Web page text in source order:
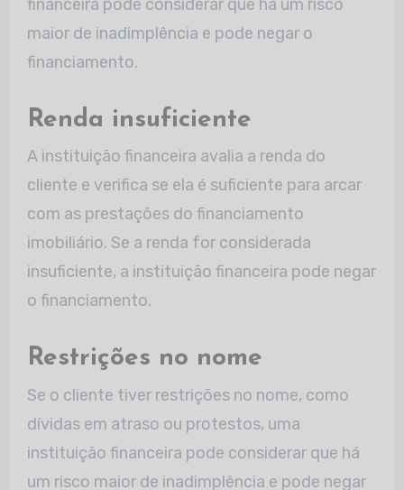
financeira pode considerar que há um risco
maior de inadimplência e pode negar o
financiamento.
Renda insuficiente
A instituição financeira avalia a renda do
cliente e verifica se ela é suficiente para arcar
com as prestações do financiamento
imobiliário. Se a renda for considerada
insuficiente, a instituição financeira pode negar
o financiamento.
Restrições no nome
Se o cliente tiver restrições no nome, como
dívidas em atraso ou protestos, uma
instituição financeira pode considerar que há
um risco maior de inadimplência e pode negar